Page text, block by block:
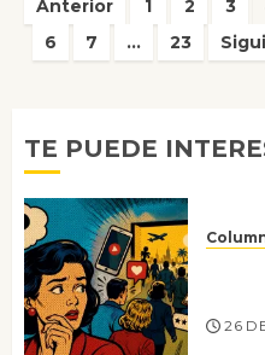
de
Anterior 1 2 3
6
7 … 23
TE PUEDE
26